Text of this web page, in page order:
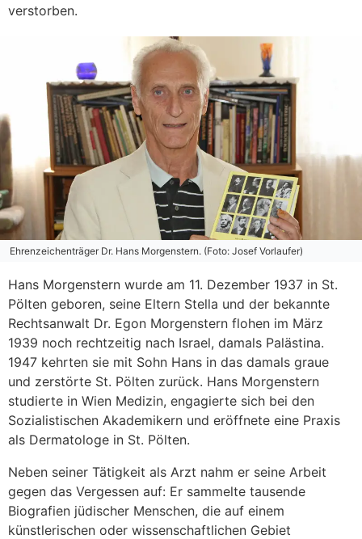
verstorben.
Ehrenzeichenträger Dr. Hans Morgenstern. (Foto: Josef Vorlaufer)
Hans Morgenstern wurde am 11. Dezember 1937 in St.
Pölten geboren, seine Eltern Stella und der bekannte
Rechtsanwalt Dr. Egon Morgenstern flohen im März
1939 noch rechtzeitig nach Israel, damals Palästina.
1947 kehrten sie mit Sohn Hans in das damals graue
und zerstörte St. Pölten zurück. Hans Morgenstern
studierte in Wien Medizin, engagierte sich bei den
Sozialistischen Akademikern und eröffnete eine Praxis
als Dermatologe in St. Pölten.
Neben seiner Tätigkeit als Arzt nahm er seine Arbeit
gegen das Vergessen auf: Er sammelte tausende
Biografien jüdischer Menschen, die auf einem
künstlerischen oder wissenschaftlichen Gebiet